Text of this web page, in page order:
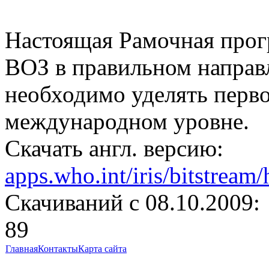
Настоящая Рамочная
ВОЗ в правильном
необходимо уделять
международном уровне.
Скачать англ. версию:
apps.who.int/iris/
Cкачиваний с 08.10.2009:
89
ГлавнаяКонтактыКарта сайта